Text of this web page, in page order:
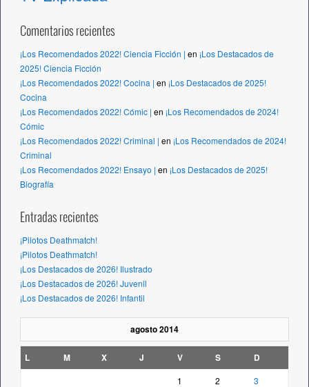
Comentarios recientes
¡Los Recomendados 2022! Ciencia Ficción | en ¡Los Destacados de
2025! Ciencia Ficción
¡Los Recomendados 2022! Cocina | en ¡Los Destacados de 2025!
Cocina
¡Los Recomendados 2022! Cómic | en ¡Los Recomendados de 2024!
Cómic
¡Los Recomendados 2022! Criminal | en ¡Los Recomendados de 2024!
Criminal
¡Los Recomendados 2022! Ensayo | en ¡Los Destacados de 2025!
Biografía
Entradas recientes
¡Pilotos Deathmatch!
¡Pilotos Deathmatch!
¡Los Destacados de 2026! Ilustrado
¡Los Destacados de 2026! Juvenil
¡Los Destacados de 2026! Infantil
agosto 2014
L M X J V S D
1 2
3